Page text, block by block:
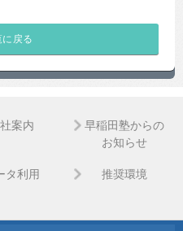
に戻る
案内
早稲田塾からの
お知らせ
タ利用 推奨環境